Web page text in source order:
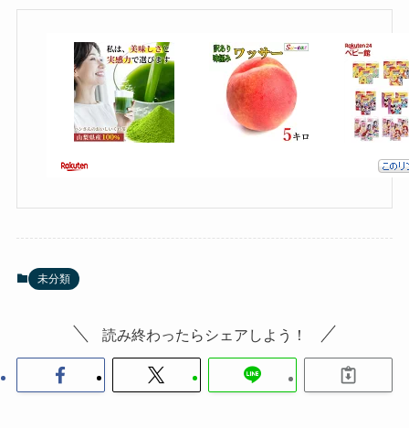
未分類
読み終わったらシェアしよう！